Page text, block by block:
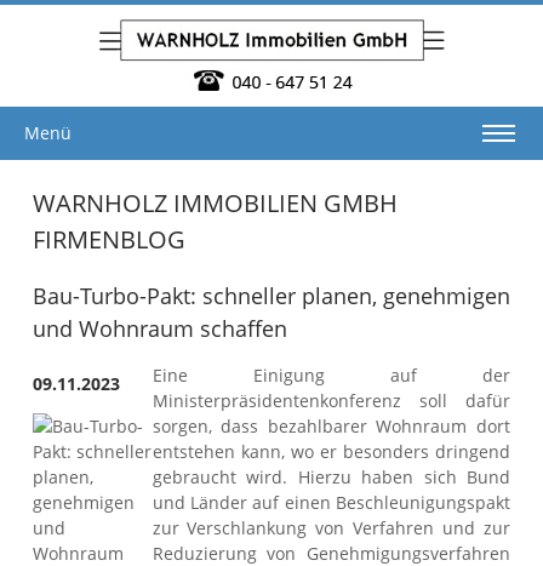
Menü
WARNHOLZ IMMOBILIEN GMBH
FIRMENBLOG
Bau-Turbo-Pakt: schneller planen, genehmigen
und Wohnraum schaffen
09.11.2023
Eine Einigung auf der
Ministerpräsidentenkonferenz soll dafür
sorgen, dass bezahlbarer Wohnraum dort
entstehen kann, wo er besonders dringend
gebraucht wird. Hierzu haben sich Bund
und Länder auf einen Beschleunigungspakt
zur Verschlankung von Verfahren und zur
Reduzierung von Genehmigungsverfahren